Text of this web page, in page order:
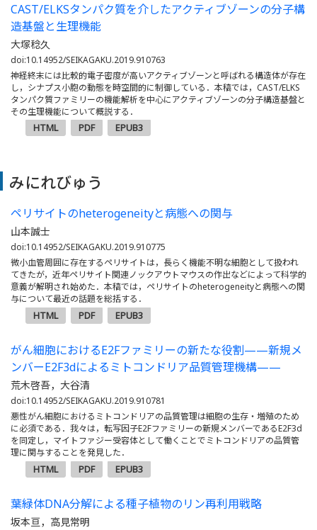
CAST/ELKSタンパク質を介したアクティブゾーンの分子構
造基盤と生理機能
大塚稔久
doi:10.14952/SEIKAGAKU.2019.910763
神経終末には比較的電子密度が高いアクティブゾーンと呼ばれる構造体が存在
し，シナプス小胞の動態を時空間的に制御している．本稿では，CAST/ELKS
タンパク質ファミリーの機能解析を中心にアクティブゾーンの分子構造基盤と
その生理機能について概説する．
HTML PDF EPUB3
みにれびゅう
ペリサイトのheterogeneityと病態への関与
山本誠士
doi:10.14952/SEIKAGAKU.2019.910775
微小血管周囲に存在するペリサイトは，長らく機能不明な細胞として扱われ
てきたが，近年ペリサイト関連ノックアウトマウスの作出などによって科学的
意義が解明され始めた．本稿では，ペリサイトのheterogeneityと病態への関
与について最近の話題を総括する．
HTML PDF EPUB3
がん細胞におけるE2Fファミリーの新たな役割——新規メ
ンバーE2F3dによるミトコンドリア品質管理機構——
荒木啓吾，大谷清
doi:10.14952/SEIKAGAKU.2019.910781
悪性がん細胞におけるミトコンドリアの品質管理は細胞の生存・増殖のため
に必須である．我々は，転写因子E2Fファミリーの新規メンバーであるE2F3d
を同定し，マイトファジー受容体として働くことでミトコンドリアの品質管
理に関与することを発見した．
HTML PDF EPUB3
葉緑体DNA分解による種子植物のリン再利用戦略
坂本亘，高見常明